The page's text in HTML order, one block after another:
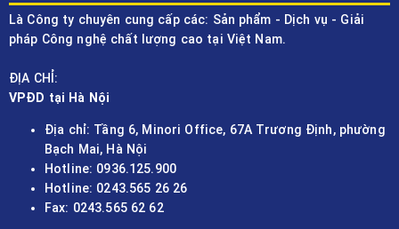
Là Công ty chuyên cung cấp các: Sản phẩm - Dịch vụ - Giải
pháp Công nghệ chất lượng cao tại Việt Nam.
ĐỊA CHỈ:
VPĐD tại Hà Nội
Địa chỉ: Tầng 6, Minori Office, 67A Trương Định, phường
Bạch Mai, Hà Nội
Hotline: 0936.125.900
Hotline: 0243.565 26 26
Fax: 0243.565 62 62